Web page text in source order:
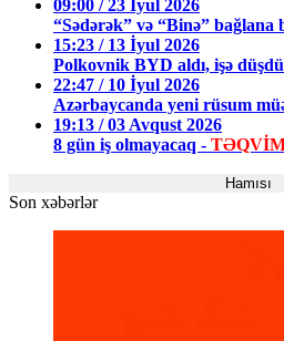
09:00 / 23 İyul 2026
“Sədərək” və “Binə” bağlana
15:23 / 13 İyul 2026
Polkovnik BYD aldı, işə
22:47 / 10 İyul 2026
Azərbaycanda yeni rüsum
19:13 / 03 Avqust 2026
8 gün iş olmayacaq -
Hamısı
Son xəbərlər